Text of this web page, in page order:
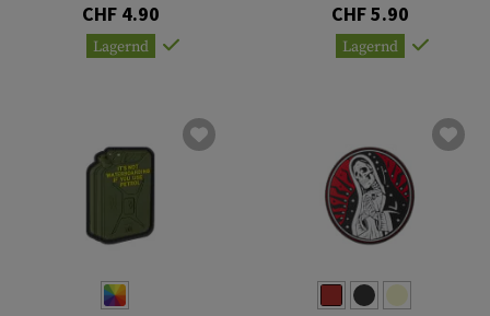
CHF 4.90
Lagernd
CHF 5.90
Lagernd